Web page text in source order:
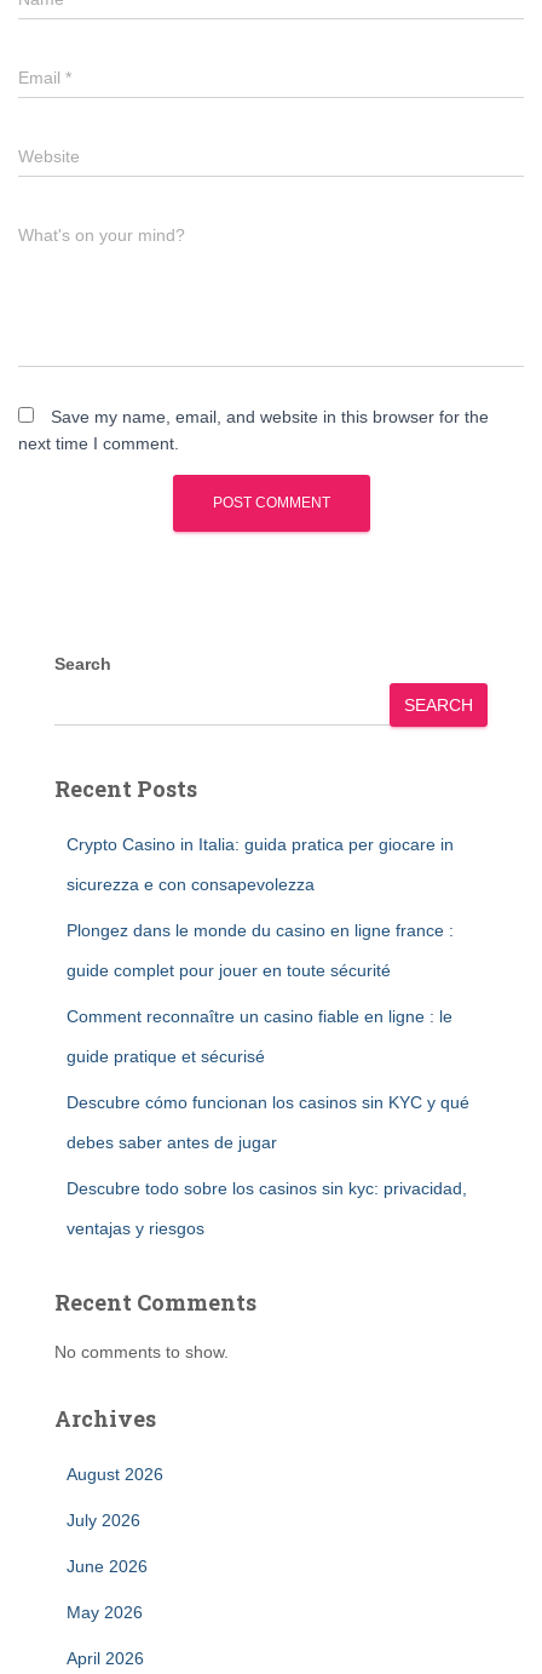
Email *
Website
What's on your mind?
Save my name, email, and website in this browser for the
next time I comment.
Search
SEARCH
Recent Posts
Crypto Casino in Italia: guida pratica per giocare in
sicurezza e con consapevolezza
Plongez dans le monde du casino en ligne france :
guide complet pour jouer en toute sécurité
Comment reconnaître un casino fiable en ligne : le
guide pratique et sécurisé
Descubre cómo funcionan los casinos sin KYC y qué
debes saber antes de jugar
Descubre todo sobre los casinos sin kyc: privacidad,
ventajas y riesgos
Recent Comments
No comments to show.
Archives
August 2026
July 2026
June 2026
May 2026
April 2026